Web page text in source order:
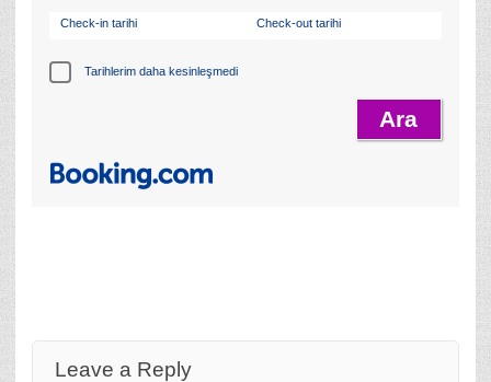
Check-in tarihi Check-out tarihi
Tarihlerim daha kesinleşmedi
Leave a Reply